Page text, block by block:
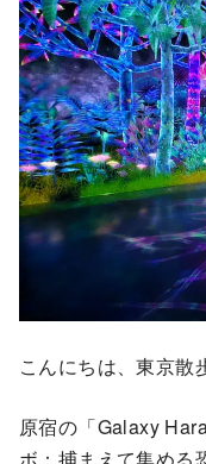
こんにちは、東京散
原宿の「Galaxy